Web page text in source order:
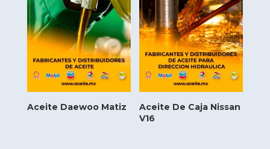
Aceite Daewoo Matiz
Aceite De Caja Nissan
V16